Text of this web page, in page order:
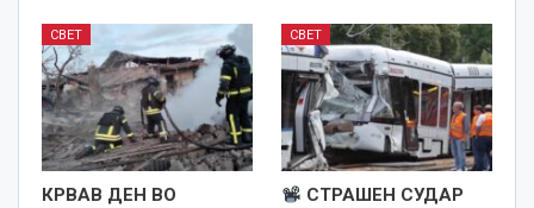
СВЕТ
КРВАВ ДЕН ВО
СВЕТ
СТРАШЕН СУДАР